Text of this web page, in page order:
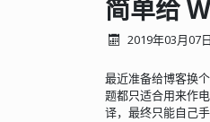
简单给
2019年03月07日
最近准备给博客换
题都只适合用来作
译，最终只能自己